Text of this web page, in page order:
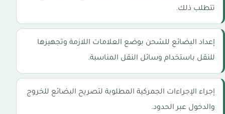
تتطلب ذلك.
إعداد البضائع للشحن بوضع العلامات اللازمة وتجهيزها
للنقل باستخدام وسائل النقل المناسبة.
إجراء الإجراءات الجمركية المطلوبة لتصريح البضائع للخروج
والدخول عبر الحدود.